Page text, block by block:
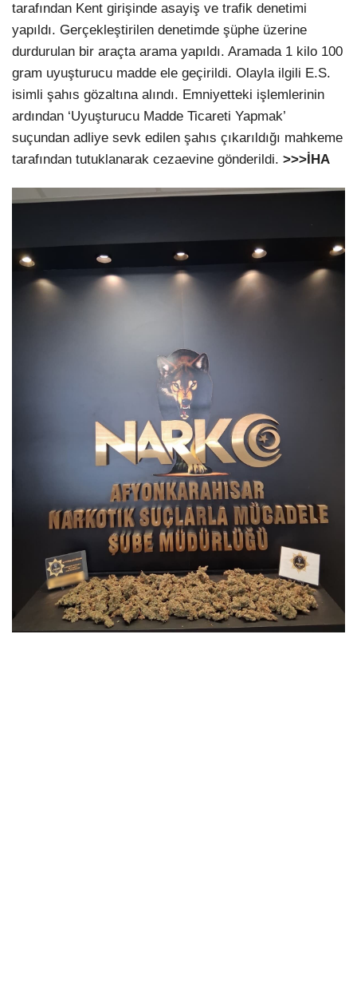
tarafından Kent girişinde asayiş ve trafik denetimi
yapıldı. Gerçekleştirilen denetimde şüphe üzerine
durdurulan bir araçta arama yapıldı. Aramada 1 kilo 100
gram uyuşturucu madde ele geçirildi. Olayla ilgili E.S.
isimli şahıs gözaltına alındı. Emniyetteki işlemlerinin
ardından ‘Uyuşturucu Madde Ticareti Yapmak’
suçundan adliye sevk edilen şahıs çıkarıldığı mahkeme
tarafından tutuklanarak cezaevine gönderildi. >>>İHA